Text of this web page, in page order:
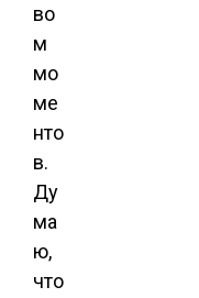
во
м
мо
ме
нто
в.
Ду
ма
ю,
что